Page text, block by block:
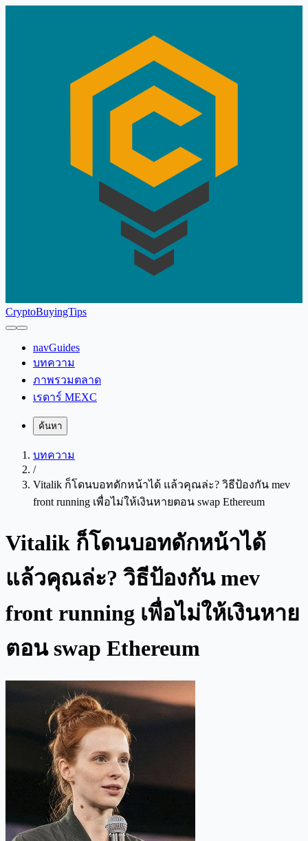
CryptoBuyingTips
navGuides
บทความ
ภาพรวมตลาด
เรดาร์ MEXC
ค้นหา
บทความ
/
Vitalik ก็โดนบอทดักหน้าได้ แล้วคุณล่ะ? วิธีป้องกัน mev
front running เพื่อไม่ให้เงินหายตอน swap Ethereum
Vitalik ก็โดนบอทดักหน้าได้
แล้วคุณล่ะ? วิธีป้องกัน mev
front running เพื่อไม่ให้เงินหาย
ตอน swap Ethereum